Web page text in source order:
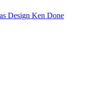
Design Ken Done